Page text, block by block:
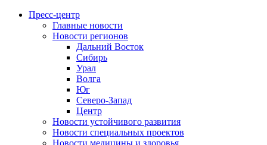
Пресс-центр
Главные новости
Новости регионов
Дальний Восток
Сибирь
Урал
Волга
Юг
Северо-Запад
Центр
Новости устойчивого развития
Новости специальных проектов
Новости медицины и здоровья